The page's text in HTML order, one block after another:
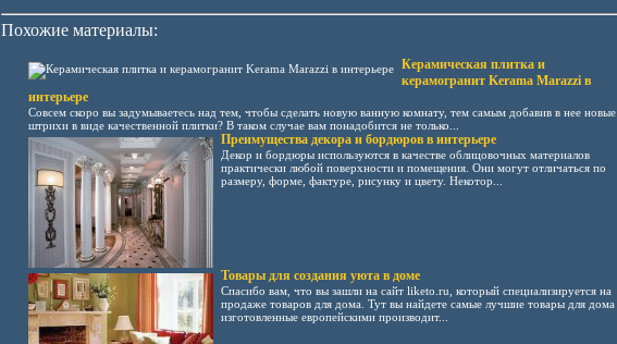
Похожие материалы:
Керамическая плитка и
керамогранит Kerama Marazzi в
интерьере
Совсем скоро вы задумываетесь над тем, чтобы сделать новую ванную комнату, тем самым добавив в нее новые
штрихи в виде качественной плитки? В таком случае вам понадобится не только...
Преимущества декора и бордюров в интерьере
Декор и бордюры используются в качестве облицовочных материалов
практически любой поверхности и помещения. Они могут отличаться по
размеру, форме, фактуре, рисунку и цвету. Некотор...
Товары для создания уюта в доме
Спасибо вам, что вы зашли на сайт liketo.ru, который специализируется на
продаже товаров для дома. Тут вы найдете самые лучшие товары для дома
изготовленные европейскими производит...